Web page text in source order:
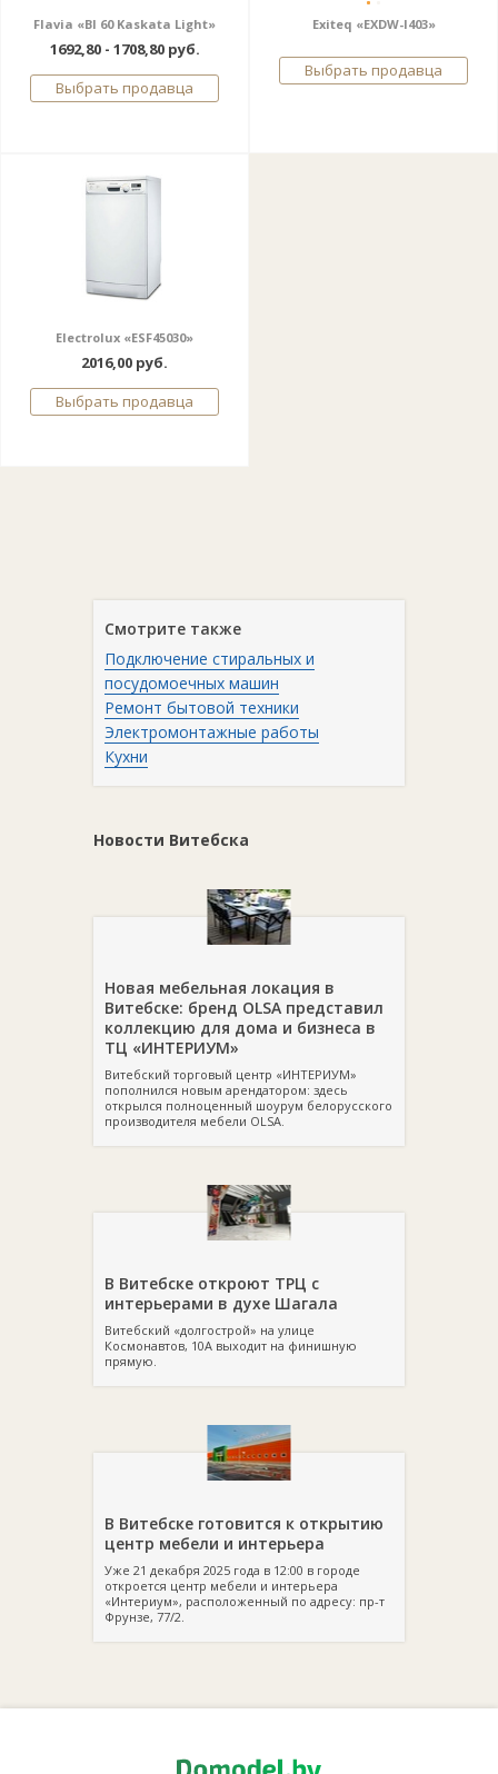
Flavia «BI 60 Kaskata Light»
1692,80 - 1708,80 руб.
Выбрать продавца
Exiteq «EXDW-I403»
Выбрать продавца
Electrolux «ESF45030»
2016,00 руб.
Выбрать продавца
Смотрите также
Подключение стиральных и
посудомоечных машин
Ремонт бытовой техники
Электромонтажные работы
Кухни
Новости Витебска
Новая мебельная локация в
Витебске: бренд OLSA представил
коллекцию для дома и бизнеса в
ТЦ «ИНТЕРИУМ»
Витебский торговый центр «ИНТЕРИУМ»
пополнился новым арендатором: здесь
открылся полноценный шоурум белорусского
производителя мебели OLSA.
В Витебске откроют ТРЦ с
интерьерами в духе Шагала
Витебский «долгострой» на улице
Космонавтов, 10А выходит на финишную
прямую.
В Витебске готовится к открытию
центр мебели и интерьера
Уже 21 декабря 2025 года в 12:00 в городе
откроется центр мебели и интерьера
«Интериум», расположенный по адресу: пр-т
Фрунзе, 77/2.